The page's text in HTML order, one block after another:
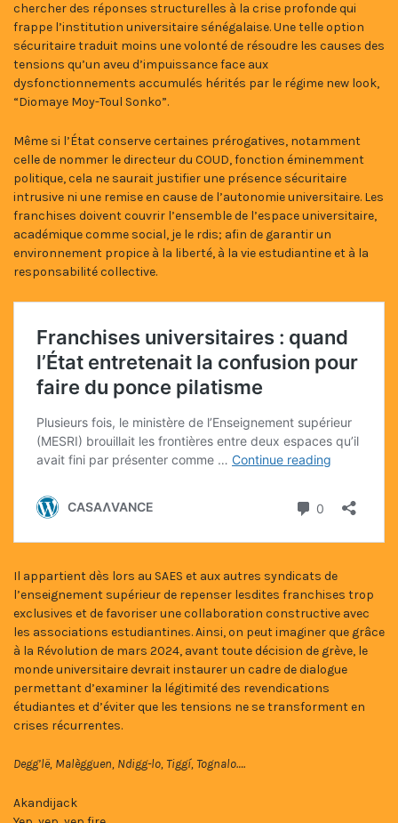
chercher des réponses structurelles à la crise profonde qui
frappe l’institution universitaire sénégalaise. Une telle option
sécuritaire traduit moins une volonté de résoudre les causes des
tensions qu’un aveu d’impuissance face aux
dysfonctionnements accumulés hérités par le régime new look,
“Diomaye Moy-Toul Sonko”.
Même si l’État conserve certaines prérogatives, notamment
celle de nommer le directeur du COUD, fonction éminemment
politique, cela ne saurait justifier une présence sécuritaire
intrusive ni une remise en cause de l’autonomie universitaire. Les
franchises doivent couvrir l’ensemble de l’espace universitaire,
académique comme social, je le rdis; afin de garantir un
environnement propice à la liberté, à la vie estudiantine et à la
responsabilité collective.
Il appartient dès lors au SAES et aux autres syndicats de
l’enseignement supérieur de repenser lesdites franchises trop
exclusives et de favoriser une collaboration constructive avec
les associations estudiantines. Ainsi, on peut imaginer que grâce
à la Révolution de mars 2024, avant toute décision de grève, le
monde universitaire devrait instaurer un cadre de dialogue
permettant d’examiner la légitimité des revendications
étudiantes et d’éviter que les tensions ne se transforment en
crises récurrentes.
Degg’lë, Malègguen, Ndigg-lo, Tiggí, Tognalo….
Akandijack